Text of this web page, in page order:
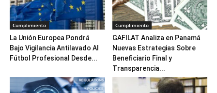
Cumplimiento
La Unión Europea Pondrá
Bajo Vigilancia Antilavado Al
Fútbol Profesional Desde...
Cumplimiento
GAFILAT Analiza en Panamá
Nuevas Estrategias Sobre
Beneficiario Final y
Transparencia...